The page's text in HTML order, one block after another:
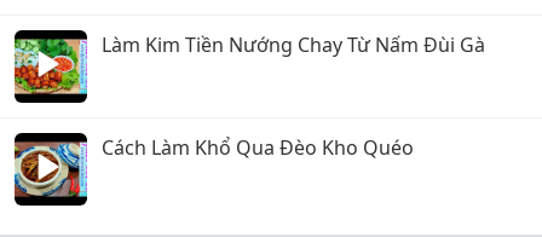
Làm Kim Tiền Nướng Chay Từ Nấm Đùi Gà
Cách Làm Khổ Qua Đèo Kho Quéo